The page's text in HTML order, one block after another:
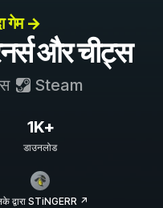
गेम →
और चीट्स
Steam
1K+
डाउनलोड
द्वारा STiNGERR ↗